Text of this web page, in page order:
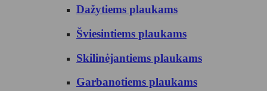
Dažytiems plaukams
Šviesintiems plaukams
Skilinėjantiems plaukams
Garbanotiems plaukams